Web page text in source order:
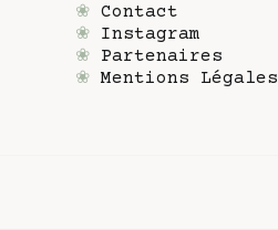
❀ Contact
❀ Instagram
❀ Partenaires
❀ Mentions Légales